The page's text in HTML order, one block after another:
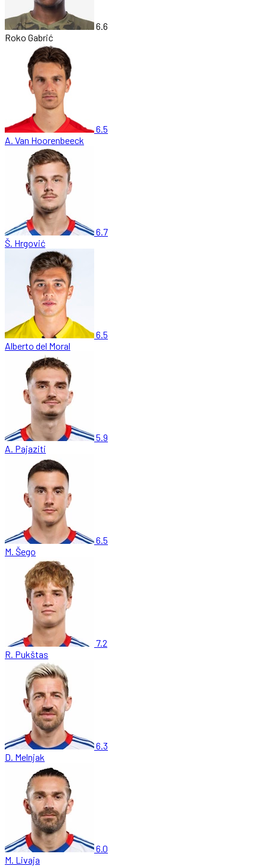
6.6
Roko Gabrić
6.5
A. Van Hoorenbeeck
6.7
Š. Hrgović
6.5
Alberto del Moral
5.9
A. Pajaziti
6.5
M. Šego
7.2
R. Pukštas
6.3
D. Melnjak
6.0
M. Livaja